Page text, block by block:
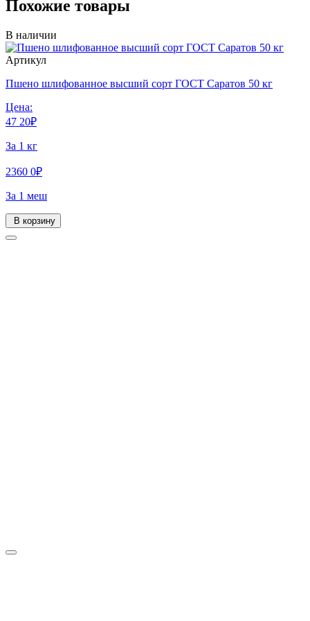
Похожие товары
В наличии
Артикул
Пшено шлифованное высший сорт ГОСТ Саратов 50 кг
Цена:
47 20₽
За 1 кг
2360 0₽
За 1 меш
В корзину